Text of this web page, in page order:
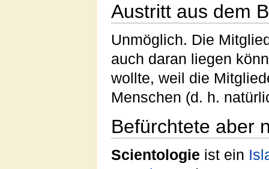
Austritt aus dem
Unmöglich. Die
auch daran liegen
wollte, weil die
Menschen (d. h.
Befürchtete aber
Scientologie ist ein